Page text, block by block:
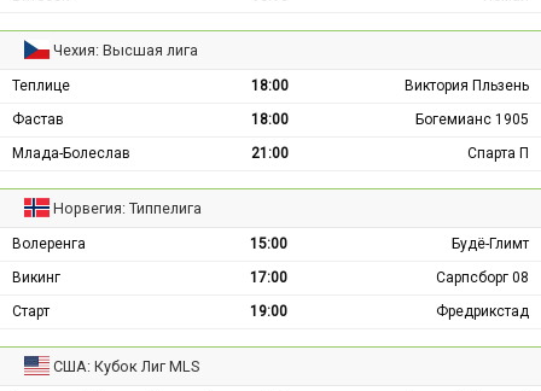
Чехия: Высшая лига
Теплице 18:00
Виктория Пльзень
Фастав
18:00
Богемианс 1905
Млада-Болеслав
21:00 Спарта П
Норвегия: Типпелига
Волеренга 15:00
Будё-Глимт
Викинг
17:00
Сарпсборг 08
Старт
19:00 Фредрикстад
США: Кубок Лиг MLS